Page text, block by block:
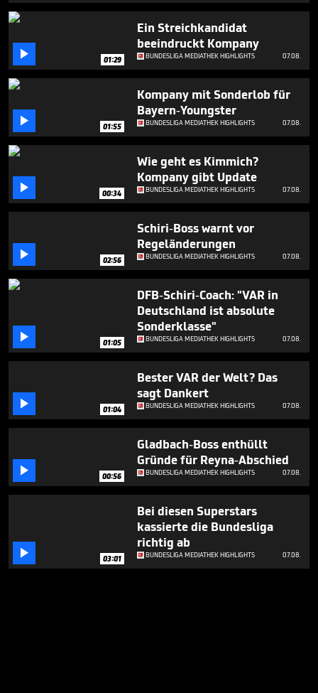
minutes,
47
 01:29
Ein Streichkandidat
beeindruckt Kompany
BUNDESLIGA MEDIATHEK HIGHLIGHTS 07.08.
 01:55
Kompany mit Sonderlob für
Bayern-Youngster
BUNDESLIGA MEDIATHEK HIGHLIGHTS 07.08.
 00:34
Wie geht es Kimmich?
Kompany gibt Update
BUNDESLIGA MEDIATHEK HIGHLIGHTS 07.08.
 02:56
Schiri-Boss warnt vor
Regeländerungen
BUNDESLIGA MEDIATHEK HIGHLIGHTS 07.08.
 01:05
DFB-Schiri-Coach: "VAR in
Deutschland ist absolute
Sonderklasse"
BUNDESLIGA MEDIATHEK HIGHLIGHTS 07.08.
 01:04
Bester VAR der Welt? Das
sagt Dankert
BUNDESLIGA MEDIATHEK HIGHLIGHTS 07.08.
 00:56
Gladbach-Boss enthüllt
Gründe für Reyna-Abschied
BUNDESLIGA MEDIATHEK HIGHLIGHTS 07.08.
 03:01
Bei diesen Superstars
kassierte die Bundesliga
richtig ab
BUNDESLIGA MEDIATHEK HIGHLIGHTS 07.08.